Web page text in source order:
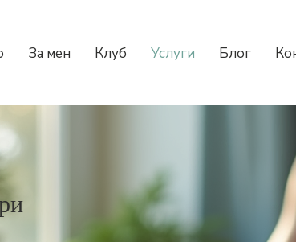
За мен Клуб Услуги Блог